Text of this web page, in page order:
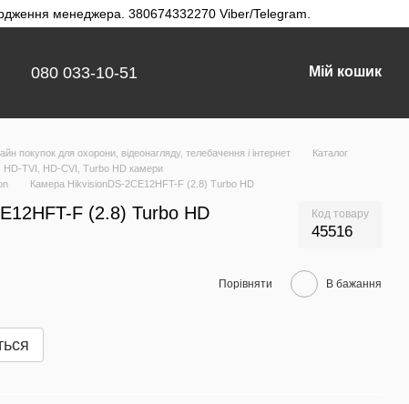
менеджера. 380674332270 Viber/Telegram.
080 033-10-51 Мій кошик
покупок для охорони, відеонагляду, телебачення і інтернет
Каталог
HD-TVI, HD-CVI, Turbo HD камери
Камера HikvisionDS-2CE12HFT-F (2.8) Turbo HD
F (2.8) Turbo HD Код товару
45516
Порівняти В бажання